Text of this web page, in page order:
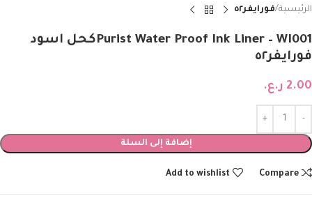
الرئيسية فورايفر٥٢
Purist Water Proof Ink Liner – WI001كحل اسود
فورايفر٥٢
2.00 ر.ع.
إضافة إلى السلة
Compare
Add to wishlist